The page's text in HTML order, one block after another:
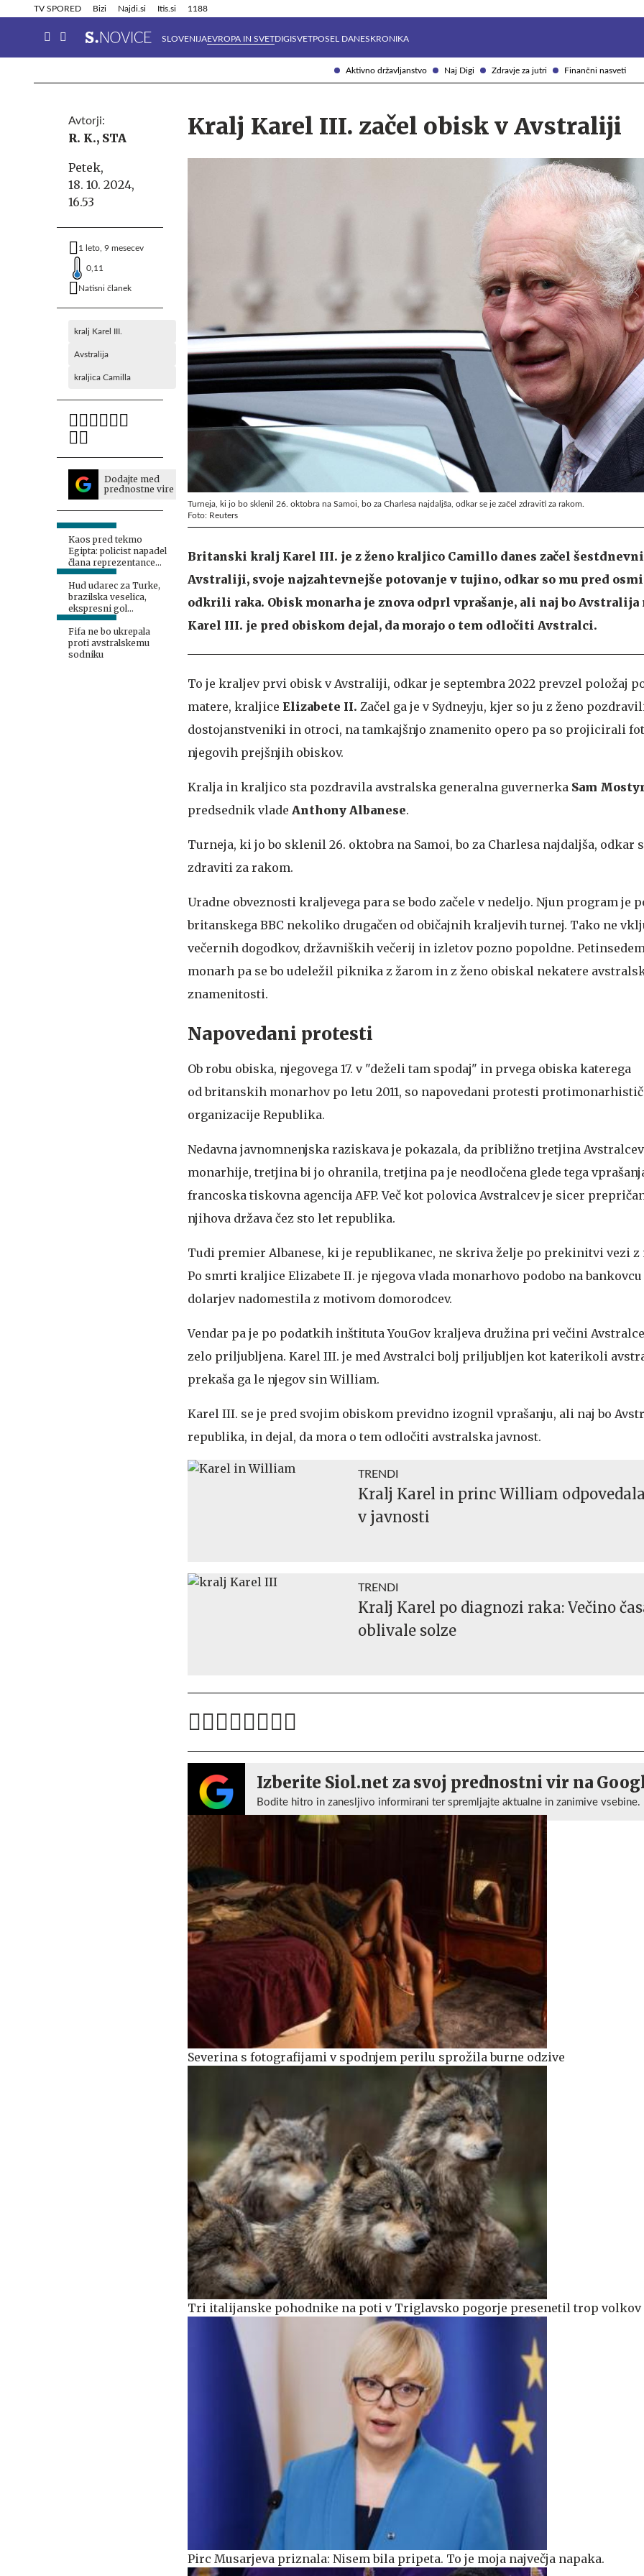
Aktivno državljanstvo Naj Digi Zdravje za jutri Finančni nasveti
TV SPORED Bizi Najdi.si Itis.si 1188
SLOVENIJAEVROPA IN SVETDIGISVETPOSEL DANESKRONIKA
Info in obvestila Tehnik
Avtorji:
R. K., STA
Petek,
18. 10. 2024,
16.53
1 leto, 9 mesecev
0,11
Natisni članek
kralj Karel III.
Avstralija
kraljica Camilla
Dodajte med
prednostne vire
Kaos pred tekmo
Egipta: policist napadel
člana reprezentance
#video
Hud udarec za Turke,
brazilska veselica,
ekspresni gol
Maročana, Američani
proslavljajo
Fifa ne bo ukrepala
proti avstralskemu
sodniku
Kralj Karel III. začel obisk v Avstraliji
Turneja, ki jo bo sklenil 26. oktobra na Samoi, bo za Charlesa najdaljša, odkar se je začel zdraviti za rakom.
Foto: Reuters
Britanski kralj Karel III. je z ženo kraljico Camillo danes začel
Avstraliji, svoje najzahtevnejše potovanje v tujino, odkar so mu pred
odkrili raka. Obisk monarha je znova odprl vprašanje, ali naj bo
Karel III. je pred obiskom dejal, da morajo o tem odločiti Avstralci.
To je kraljev prvi obisk v Avstraliji, odkar je septembra 2022 prevzel položaj
matere, kraljice Elizabete II. Začel ga je v Sydneyju, kjer so ju z ženo
dostojanstveniki in otroci, na tamkajšnjo znamenito opero pa so projicirali
njegovih prejšnjih obiskov.
Kralja in kraljico sta pozdravila avstralska generalna guvernerka Sam
predsednik vlade Anthony Albanese.
Turneja, ki jo bo sklenil 26. oktobra na Samoi, bo za Charlesa najdaljša, odkar
zdraviti za rakom.
Uradne obveznosti kraljevega para se bodo začele v nedeljo. Njun program je
britanskega BBC nekoliko drugačen od običajnih kraljevih turnej. Tako ne
večernih dogodkov, državniških večerij in izletov pozno popoldne.
monarh pa se bo udeležil piknika z žarom in z ženo obiskal nekatere
znamenitosti.
Napovedani protesti
Ob robu obiska, njegovega 17. v "deželi tam spodaj" in prvega obiska katerega
od britanskih monarhov po letu 2011, so napovedani protesti
organizacije Republika.
Nedavna javnomnenjska raziskava je pokazala, da približno tretjina
monarhije, tretjina bi jo ohranila, tretjina pa je neodločena glede tega
francoska tiskovna agencija AFP. Več kot polovica Avstralcev je sicer
njihova država čez sto let republika.
Tudi premier Albanese, ki je republikanec, ne skriva želje po prekinitvi vezi
Po smrti kraljice Elizabete II. je njegova vlada monarhovo podobo na bankovcu
dolarjev nadomestila z motivom domorodcev.
Vendar pa je po podatkih inštituta YouGov kraljeva družina pri večini
zelo priljubljena. Karel III. je med Avstralci bolj priljubljen kot katerikoli
prekaša ga le njegov sin William.
Karel III. se je pred svojim obiskom previdno izognil vprašanju, ali naj bo
republika, in dejal, da mora o tem odločiti avstralska javnost.
TRENDI
Kralj Karel in princ William
v javnosti
TRENDI
Kralj Karel po diagnozi raka: Večino
oblivale solze
Izberite Siol.net za svoj prednostni vir na
Bodite hitro in zanesljivo informirani ter spremljajte aktualne in zanimive vsebine.
Severina s fotografijami v spodnjem perilu sprožila burne odzive
Tri italijanske pohodnike na poti v Triglavsko pogorje presenetil trop volkov
Pirc Musarjeva priznala: Nisem bila pripeta. To je moja največja napaka.